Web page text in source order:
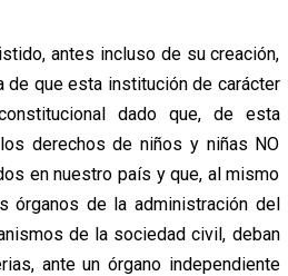
antes incluso de su creación,
de que esta institución de carácter
dado que, de esta
derechos de niños y niñas NO
en nuestro país y que, al mismo
órganos de la administración del
de la sociedad civil, deban
ante un órgano independiente